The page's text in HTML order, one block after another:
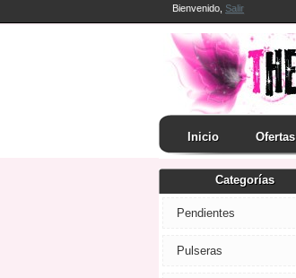
Bienvenido, Salir
Inicio Ofertas
Categorías
Pendientes
Pulseras